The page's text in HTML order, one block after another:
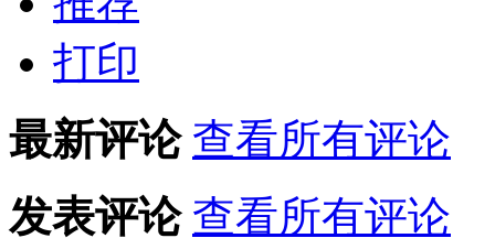
打印
最新评论 查看所有评论
发表评论 查看所有评论